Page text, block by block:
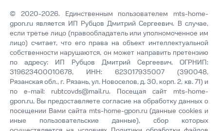
© 2020-2026. Единственным пользователем mts-home-
gpon.ru является ИП Рубцов Дмитрий Сергеевич. В случае,
если третье лицо (правообладатель или уполномоченное им
лицо) считает, что его права на объект интеллектуальной
собственности нарушаются, он может направить претензию
по адресу: ИП Рубцов Дмитрий Сергеевич, ОГРНИП:
319623400010678, ИНН: 623017935007 (390048,
Рязанская обл., г. Рязань, ул. Новоселов, д. 30, корп. 2, кв. 71) и
по e-mail: rubtcovds@mail.ru. Посещая сайт mts-home-
gpon.ru, Вы предоставляете согласие на обработку данных о
посещении Вами сайта mts-home-gpon.ru (данные cookies и
иные пользовательские данные), сбор которых